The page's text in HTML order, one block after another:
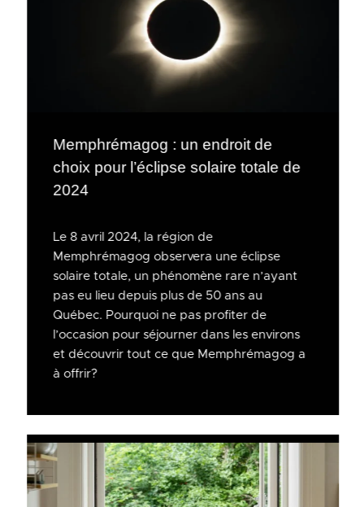
Memphrémagog : un endroit de
choix pour l’éclipse solaire totale de
2024
Le 8 avril 2024, la région de
Memphrémagog observera une éclipse
solaire totale, un phénomène rare n’ayant
pas eu lieu depuis plus de 50 ans au
Québec. Pourquoi ne pas profiter de
l’occasion pour séjourner dans les environs
et découvrir tout ce que Memphrémagog a
à offrir?